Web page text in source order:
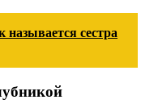
сестра